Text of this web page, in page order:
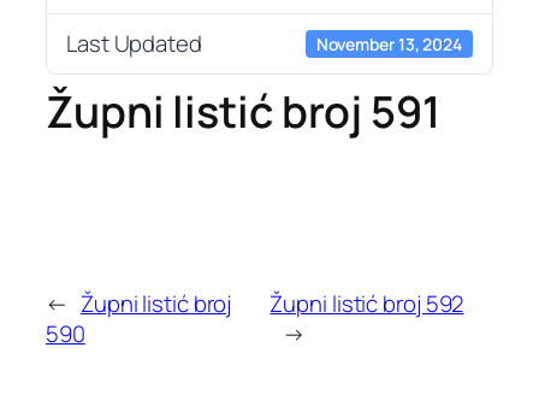
Last Updated November 13, 2024
Župni listić broj 591
← Župni listić broj
590
Župni listić broj 592
→